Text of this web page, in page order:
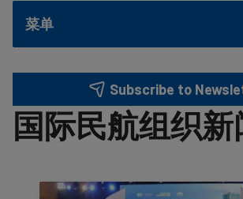
菜单
Subscribe to
国际民航组织新